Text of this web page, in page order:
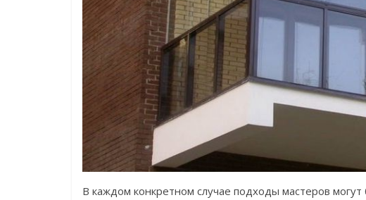
В каждом конкретном случае подходы мастеров